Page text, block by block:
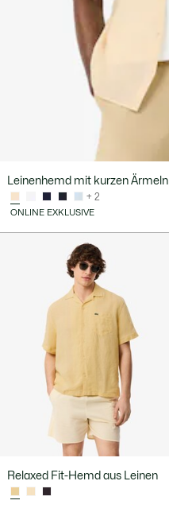
Leinenhemd mit kurzen Ärmeln
+ 2
ONLINE EXKLUSIVE
Relaxed Fit-Hemd aus Leinen